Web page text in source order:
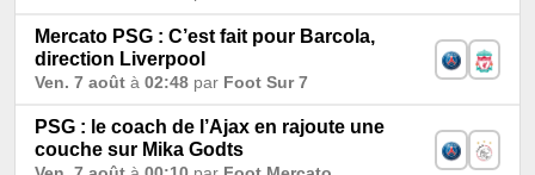
Mercato PSG : C’est fait pour Barcola,
direction Liverpool
Ven. 7 août à 02:48 par Foot Sur 7
PSG : le coach de l’Ajax en rajoute une
couche sur Mika Godts